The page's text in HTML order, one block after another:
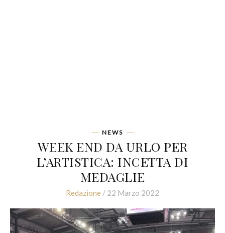
NEWS
WEEK END DA URLO PER
L’ARTISTICA: INCETTA DI
MEDAGLIE
Redazione / 22 Marzo 2022